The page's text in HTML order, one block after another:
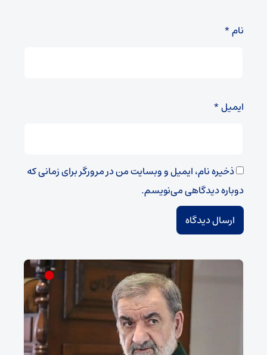
نام*
ایمیل*
ذخیره نام، ایمیل و وبسایت من در مرورگر برای زمانی که
دوباره دیدگاهی می‌نویسم.